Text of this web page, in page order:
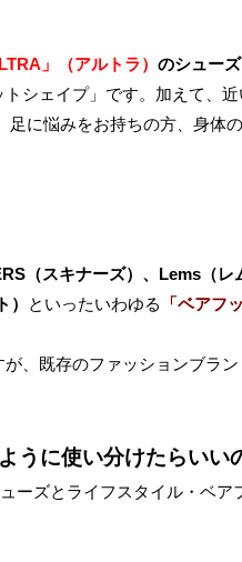
」（アルトラ） のシューズ
シェイプ」です。加えて、
足に悩みをお持ちの方、身体
（スキナーズ）、Lems（レ
といったいわゆる 「ベアフ
、既存のファッションブラ
うに使い分けたらいい
ーズとライフスタイル・ベア